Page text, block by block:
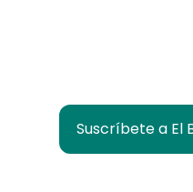
Suscríbete a El